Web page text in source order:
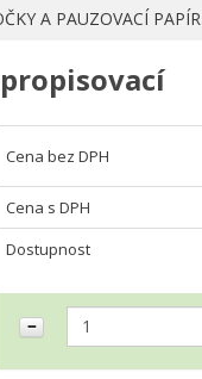
A PAUZOVACÍ PAPÍR
Cena bez DPH
Cena s DPH
Dostupnost